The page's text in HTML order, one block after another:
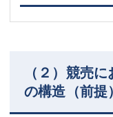
（２）競売
の構造（前提）